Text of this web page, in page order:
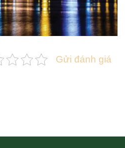
Gửi đánh giá